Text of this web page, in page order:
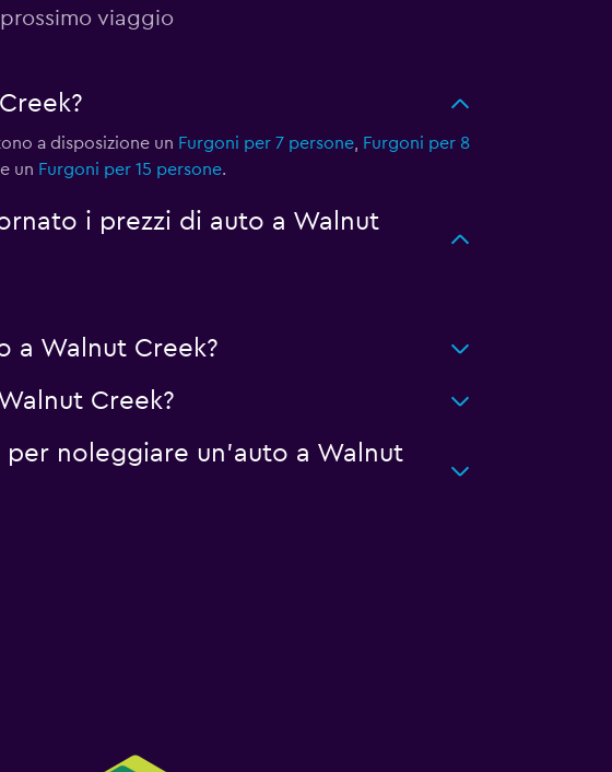
viaggio
a disposizione un Furgoni per 7 persone,
Furgoni per 8
un Furgoni per 15 persone.
i prezzi di auto a Walnut
a Walnut Creek?
Creek?
noleggiare un'auto a Walnut